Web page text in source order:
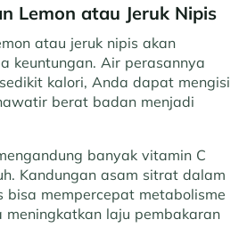
Lemon atau Jeruk Nipis
atau jeruk nipis akan
keuntungan. Air perasannya
kalori, Anda dapat mengisi
berat badan menjadi
banyak vitamin C
Kandungan asam sitrat dalam
bisa mempercepat metabolisme
laju pembakaran